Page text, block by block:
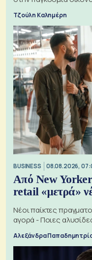
Τζούλη Καλημέρη
BUSINESS 08.08.2026,
Από New
retail «μετρά»
Νέοι παίκτες
αγορά - Ποιες
Αλεξάνδρα